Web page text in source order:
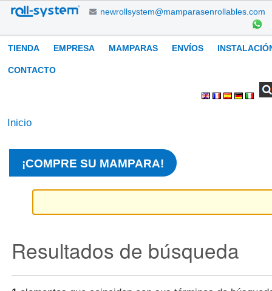
Cambiar
contenido.
Saltar
newrollsystem@mamparasenrollables.com
Navegación
TIENDA EMPRESA MAMPARAS ENVÍOS
CONTACTO
Inicio
¡COMPRE SU MAMPARA!
Resultados de búsqueda